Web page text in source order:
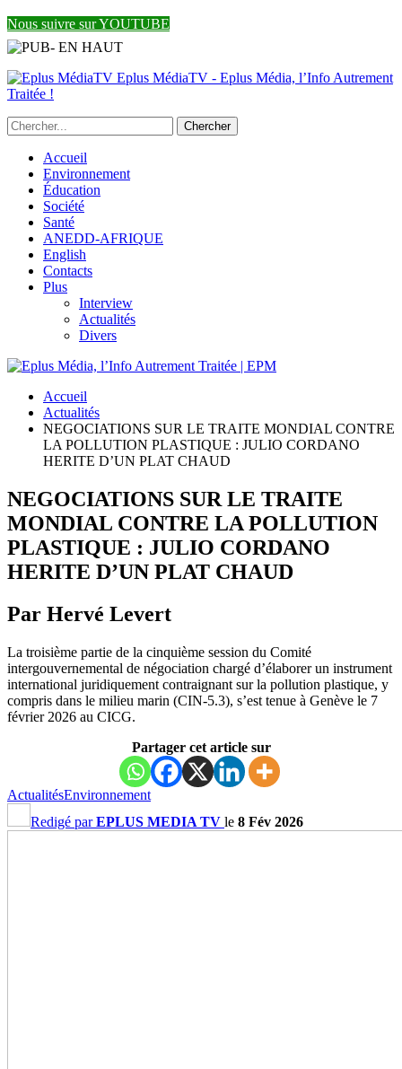
Nous suivre sur YOUTUBE
Eplus MédiaTV - Eplus Média, l’Info Autrement
Traitée !
Accueil
Environnement
Éducation
Société
Santé
ANEDD-AFRIQUE
English
Contacts
Plus
Interview
Actualités
Divers
Accueil
Actualités
NEGOCIATIONS SUR LE TRAITE MONDIAL CONTRE
LA POLLUTION PLASTIQUE : JULIO CORDANO
HERITE D’UN PLAT CHAUD
NEGOCIATIONS SUR LE TRAITE
MONDIAL CONTRE LA POLLUTION
PLASTIQUE : JULIO CORDANO
HERITE D’UN PLAT CHAUD
Par Hervé Levert
La troisième partie de la cinquième session du Comité
intergouvernemental de négociation chargé d’élaborer un instrument
international juridiquement contraignant sur la pollution plastique, y
compris dans le milieu marin (CIN-5.3), s’est tenue à Genève le 7
février 2026 au CICG.
Partager cet article sur
ActualitésEnvironnement
Redigé parEPLUS MEDIA TV le 8 Fév 2026